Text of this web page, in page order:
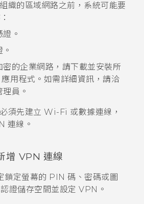
織的區域網路之前，系統可能要
。
密的企業網路，請下載並安裝所
用程式。如需詳細資訊，請洽
員。
必須先建立 Wi-Fi 或數據連線，
連線。
增 VPN 連線
鎖定螢幕的 PIN 碼、密碼或圖
證儲存空間並設定 VPN。